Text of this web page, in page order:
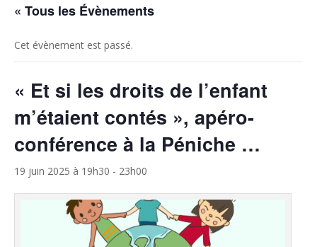
« Tous les Évènements
Cet évènement est passé.
« Et si les droits de l’enfant
m’étaient contés », apéro-
conférence à la Péniche …
19 juin 2025 à 19h30 - 23h00